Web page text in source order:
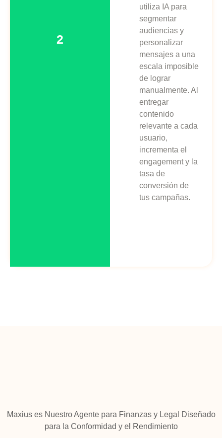
2
utiliza IA para
segmentar
audiencias y
personalizar
mensajes a una
escala imposible
de lograr
manualmente. Al
entregar
contenido
relevante a cada
usuario,
incrementa el
engagement y la
tasa de
conversión de
tus campañas.
Maxius es Nuestro Agente para Finanzas y Legal Diseñado
para la Conformidad y el Rendimiento